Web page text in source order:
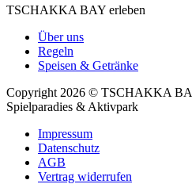
TSCHAKKA BAY erleben
Über uns
Regeln
Speisen & Getränke
Copyright 2026 © TSCHAKKA
Spielparadies & Aktivpark
Impressum
Datenschutz
AGB
Vertrag widerrufen